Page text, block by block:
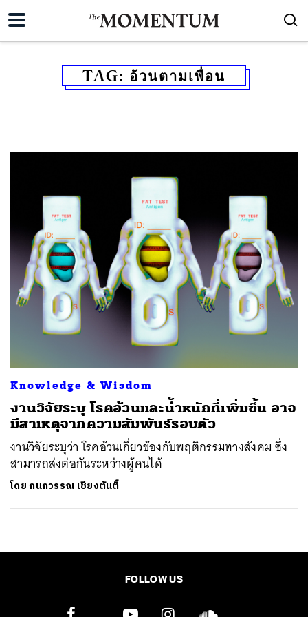
TAG: อ้วนตามเพื่อน
Knowledge & Wisdom
งานวิจัยระบุ โรคอ้วนและน้ำหนักที่เพิ่มขึ้น อาจ
มีสาเหตุจากความสัมพันธ์รอบตัว
งานวิจัยระบุว่า โรคอ้วนเกี่ยวข้องกับพฤติกรรมทางสังคม ซึ่ง
สามารถส่งต่อกันระหว่างผู้คนได้
โดย กนกวรรณ เชียงตันติ์
FOLLOW US
TWEET LINE